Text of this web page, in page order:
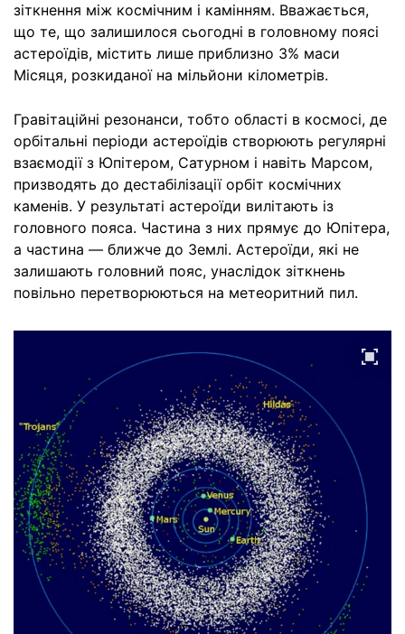
зіткнення між космічним і камінням. Вважається,
що те, що залишилося сьогодні в головному поясі
астероїдів, містить лише приблизно 3% маси
Місяця, розкиданої на мільйони кілометрів.
Гравітаційні резонанси, тобто області в космосі, де
орбітальні періоди астероїдів створюють регулярні
взаємодії з Юпітером, Сатурном і навіть Марсом,
призводять до дестабілізації орбіт космічних
каменів. У результаті астероїди вилітають із
головного пояса. Частина з них прямує до Юпітера,
а частина — ближче до Землі. Астероїди, які не
залишають головний пояс, унаслідок зіткнень
повільно перетворюються на метеоритний пил.